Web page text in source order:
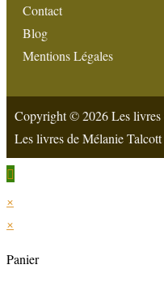
Contact
Blog
Mentions Légales
Copyright © 2026 Les livres
Les livres de Mélanie Talcott
×
×
Panier